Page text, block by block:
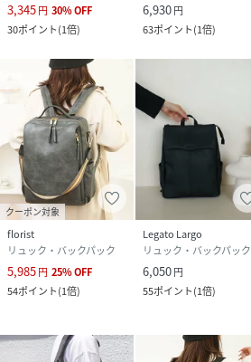
3,345円 30%OFF
30ポイント(1倍)
6,930円
63ポイント(1倍)
クーポン対象
florist
リュック・バックパック
5,985円 25%OFF
54ポイント(1倍)
Legato Largo
リュック・バックパック
6,050円
55ポイント(1倍)